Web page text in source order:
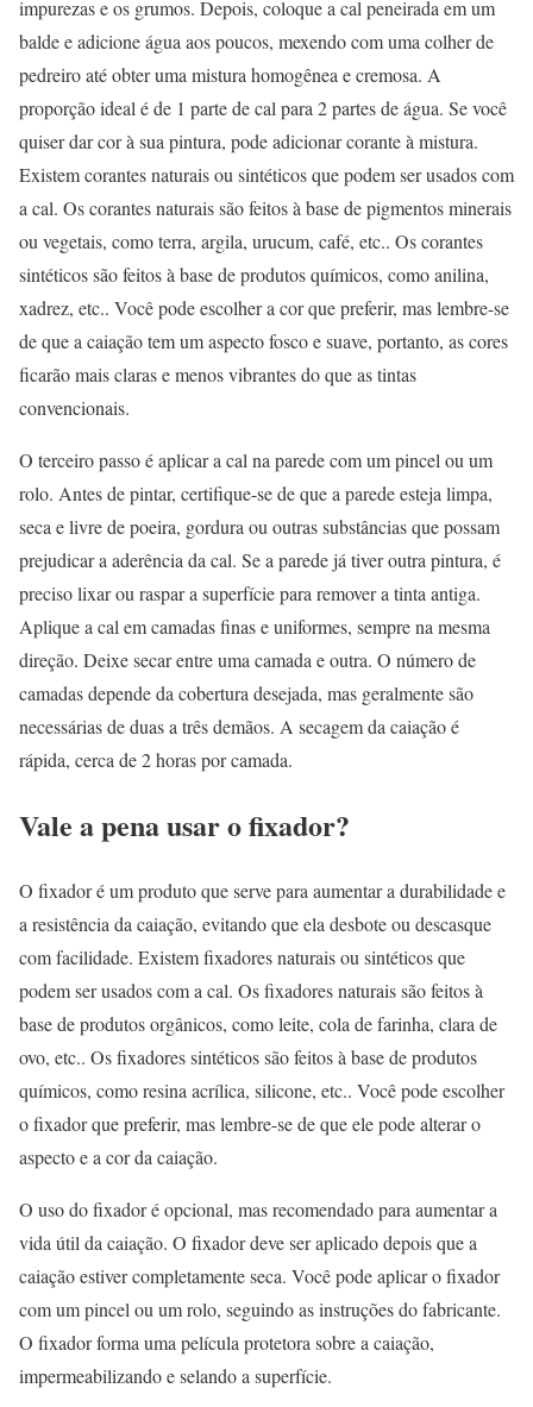
impurezas e os grumos. Depois, coloque a cal peneirada em um
balde e adicione água aos poucos, mexendo com uma colher de
pedreiro até obter uma mistura homogênea e cremosa. A
proporção ideal é de 1 parte de cal para 2 partes de água. Se você
quiser dar cor à sua pintura, pode adicionar corante à mistura.
Existem corantes naturais ou sintéticos que podem ser usados com
a cal. Os corantes naturais são feitos à base de pigmentos minerais
ou vegetais, como terra, argila, urucum, café, etc.. Os corantes
sintéticos são feitos à base de produtos químicos, como anilina,
xadrez, etc.. Você pode escolher a cor que preferir, mas lembre-se
de que a caiação tem um aspecto fosco e suave, portanto, as cores
ficarão mais claras e menos vibrantes do que as tintas
convencionais.
O terceiro passo é aplicar a cal na parede com um pincel ou um
rolo. Antes de pintar, certifique-se de que a parede esteja limpa,
seca e livre de poeira, gordura ou outras substâncias que possam
prejudicar a aderência da cal. Se a parede já tiver outra pintura, é
preciso lixar ou raspar a superfície para remover a tinta antiga.
Aplique a cal em camadas finas e uniformes, sempre na mesma
direção. Deixe secar entre uma camada e outra. O número de
camadas depende da cobertura desejada, mas geralmente são
necessárias de duas a três demãos. A secagem da caiação é
rápida, cerca de 2 horas por camada.
Vale a pena usar o fixador?
O fixador é um produto que serve para aumentar a durabilidade e
a resistência da caiação, evitando que ela desbote ou descasque
com facilidade. Existem fixadores naturais ou sintéticos que
podem ser usados com a cal. Os fixadores naturais são feitos à
base de produtos orgânicos, como leite, cola de farinha, clara de
ovo, etc.. Os fixadores sintéticos são feitos à base de produtos
químicos, como resina acrílica, silicone, etc.. Você pode escolher
o fixador que preferir, mas lembre-se de que ele pode alterar o
aspecto e a cor da caiação.
O uso do fixador é opcional, mas recomendado para aumentar a
vida útil da caiação. O fixador deve ser aplicado depois que a
caiação estiver completamente seca. Você pode aplicar o fixador
com um pincel ou um rolo, seguindo as instruções do fabricante.
O fixador forma uma película protetora sobre a caiação,
impermeabilizando e selando a superfície.